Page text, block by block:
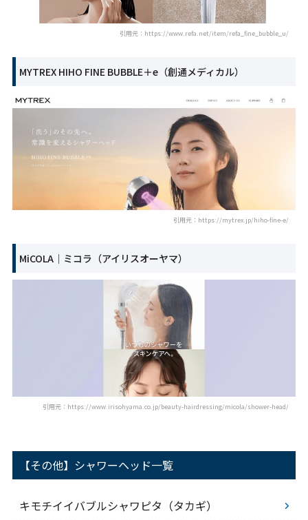
引用元：https://www.refa.net/item/refa_fine_bubble_u/
MYTREX HIHO FINE BUBBLE＋e（創通メディカル）
引用元：https://mytrex.jp/hiho-fine-e/
MiCOLA｜ミコラ（アイリスオーヤマ）
引用元：https://www.irisohyama.co.jp/beauty-hairdressing/micola/shower-head/
【その他】シャワーヘッド一覧
キモチイイバブルシャワピタ（タカギ）